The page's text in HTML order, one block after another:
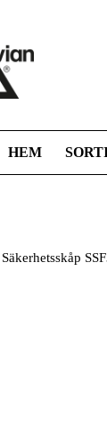
HEM
Säkerhetsskåp